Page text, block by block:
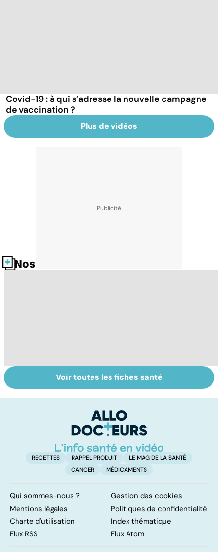
Covid-19 : à qui s’adresse la nouvelle campagne
de vaccination ?
Plus de vidéos
Nos fiches santé
Tout savoir sur
les infections
Inflammation des
amygdales : que
d'angine ?
Voir toutes les fiches santé
RECETTES RAPPEL PRODUIT
LE MAG DE LA SANTÉ
CANCER
MÉDICAMENTS
Qui sommes-nous ?
Gestion des cookies
Mentions légales
Politiques de confidentialité
Charte d'utilisation
Index thématique
Flux RSS
Flux Atom